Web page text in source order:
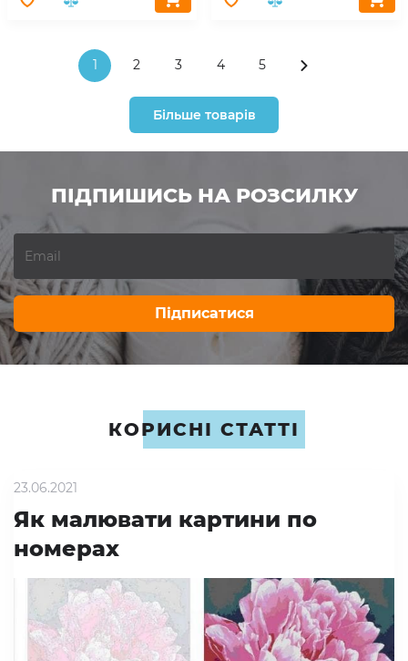
1 2 3 4 5
Більше товарів
ПІДПИШИСЬ НА РОЗСИЛКУ
Підписатися
КОРИСНІ СТАТТІ
23.06.2021
Як малювати картини по
номерах